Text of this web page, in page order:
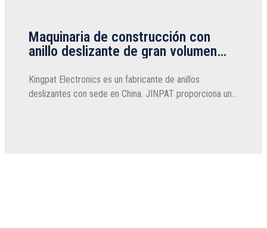
Maquinaria de construcción con
anillo deslizante de gran volumen
Kingpat Electronics es un fabricante de anillos
deslizantes con sede en China. JINPAT proporciona un